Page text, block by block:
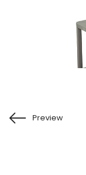
Preview